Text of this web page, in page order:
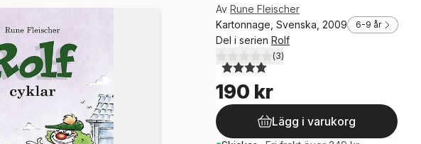
Av Rune Fleischer
Kartonnage, Svenska, 2009
6-9 år
Del i serien Rolf
4,0utav 5 stjärnor. Totalt antal röster:
(3)
190 kr
Lägg i varukorg